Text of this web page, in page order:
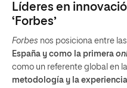
Líderes en
‘Forbes’
Forbes nos posiciona entre
España y como la primera
como un referente global en
metodología y la